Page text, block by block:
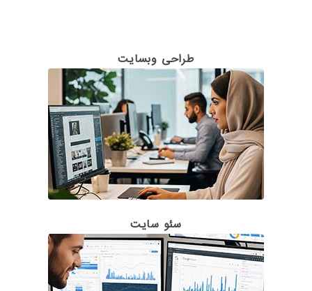
طراحی وبسایت
سئو سایت